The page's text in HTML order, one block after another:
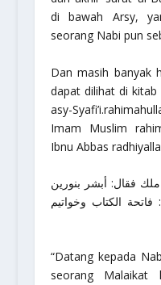
di bawah Arsy,
seorang Nabi pun
Dan masih banyak
dapat dilihat di
asy-Syafi’i.
Imam Muslim
Ibnu Abbas
فقال: أبشر بنورين
فاتحة الكتاب وخواتيم
“Datang kepada
seorang Malaikat